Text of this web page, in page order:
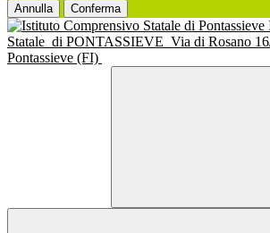
Annulla Conferma
Statale di PONTASSIEVE Via di Rosano
Pontassieve (FI)